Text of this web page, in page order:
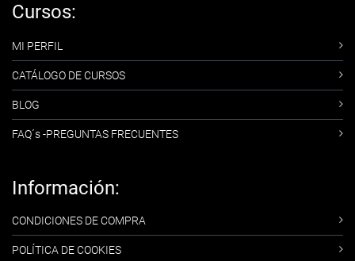
Cursos:
MI PERFIL
CATÁLOGO DE CURSOS
BLOG
FAQ´s -PREGUNTAS FRECUENTES
Información:
CONDICIONES DE COMPRA
POLÍTICA DE COOKIES